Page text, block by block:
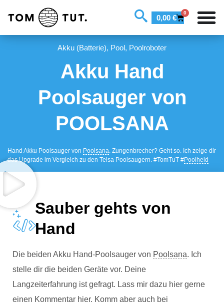
0,00 €
0
Akku (Batterie), Pool, Poolroboter
Akku Hand
Poolsauger von
POOLSANA
Hand Akku Poolsauger von Poolsana. Zungenbrecher? Geht so. Ich zeige dir
das Upgrade im Vergleich zu den Telsa Poolsaugern. #TomTuT #Poolheld
Sauber gehts von
Hand
Die beiden Akku Hand-Poolsauger von Poolsana. Ich
stelle dir die beiden Geräte vor. Deine
Langzeiterfahrung ist gefragt. Lass mir dazu hier gerne
einen Kommentar hier. Komm aber auch bei